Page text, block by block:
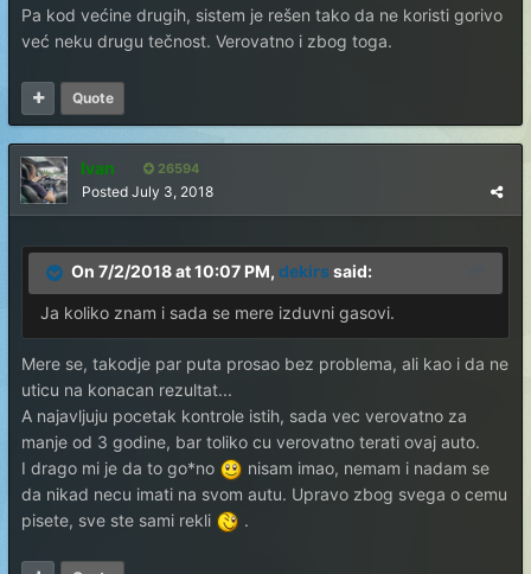
Pa kod većine drugih, sistem je rešen tako da ne koristi gorivo
već neku drugu tečnost. Verovatno i zbog toga.
Quote
Ivan 26594
Posted July 3, 2018
On 7/2/2018 at 10:07 PM, dekirs said:
Ja koliko znam i sada se mere izduvni gasovi.
Mere se, takodje par puta prosao bez problema, ali kao i da ne
uticu na konacan rezultat...
A najavljuju pocetak kontrole istih, sada vec verovatno za
manje od 3 godine, bar toliko cu verovatno terati ovaj auto.
I drago mi je da to go*no
nisam imao, nemam i nadam se
da nikad necu imati na svom autu. Upravo zbog svega o cemu
pisete, sve ste sami rekli
.